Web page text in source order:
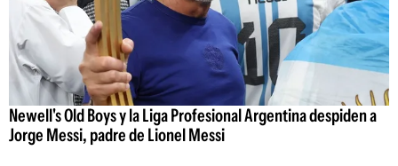
Newell's Old Boys y la Liga Profesional Argentina despiden a
Jorge Messi, padre de Lionel Messi